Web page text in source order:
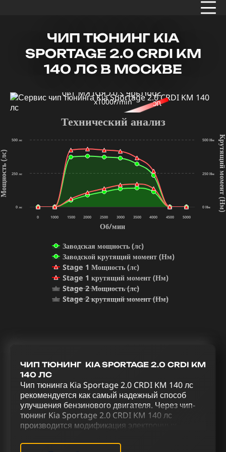
ЧИП ТЮНИНГ KIA
SPORTAGE 2.0 CRDI KM
140 ЛС В МОСКВЕ
x1000r/min
Об/мин
(лс)
Технический анализ
Заводская мощность (лс)
Заводской крутящий момент (Нм)
Stage 1 Мощность (лс)
Stage 1 крутящий момент (Нм)
Stage 2 Мощность (лс)
Stage 2 крутящий момент (Нм)
0 1000 1500 2000 2500 3000 3500 4000 4500 5000
0 лс
250 лс
500 лс
0 Нм
250 Нм
500 Нм
ЧИП ТЮНИНГ KIA SPORTAGE 2.0 CRDI KM
140 ЛС
Чип тюнинга Kia Sportage 2.0 CRDI KM 140 лс
рекомендуется как самый надежный способ
улучшения бензинового двигателя. Через чип-
тюнинг Kia Sportage 2.0 CRDI KM 140 лс
производится модификация электронных
программное обеспечение. Увеличение